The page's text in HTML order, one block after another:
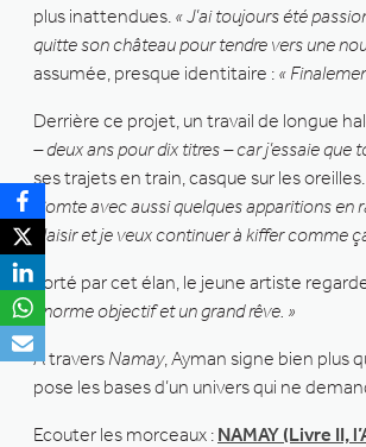
plus inattendues. « J’ai toujours été
quitte son château pour tendre vers une
assumée, presque identitaire : «
Derrière ce projet, un travail de longue
– deux ans pour dix titres – car j’essaie que
ses trajets en train, casque sur les oreilles.
Comte avec aussi quelques apparitions
plaisir et je veux continuer à kiffer comme
Porté par cet élan, le jeune artiste
énorme objectif et un grand rêve. »
À travers Namay, Ayman signe bien plus
pose les bases d’un univers qui ne
Ecouter les morceaux : NAMAY (Livre II,